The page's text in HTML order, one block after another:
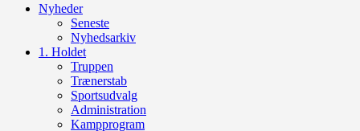
Nyheder
Seneste
Nyhedsarkiv
1. Holdet
Truppen
Trænerstab
Sportsudvalg
Administration
Kampprogram